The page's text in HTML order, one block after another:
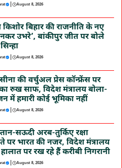
| August 8, 2026
किशोर बिहार की राजनीति के नए
उभरे’, बांकीपुर जीत पर बोले
| August 8, 2026
की वर्चुअल प्रेस कॉन्फ्रेंस पर
रुख साफ, विदेश मंत्रालय बोला-
में हमारी कोई भूमिका नहीं
| August 8, 2026
सऊदी अरब-तुर्किए रक्षा
पर भारत की नजर, विदेश मंत्रालय
पर रख रहे हैं करीबी निगरानी
| August 8, 2026